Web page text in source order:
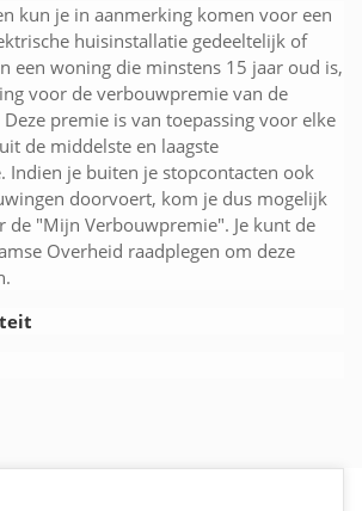
kun je in aanmerking komen voor een
huisinstallatie gedeeltelijk of
een woning die minstens 15 jaar oud is,
voor de verbouwpremie van de
premie is van toepassing voor elke
de middelste en laagste
Indien je buiten je stopcontacten ook
doorvoert, kom je dus mogelijk
de "Mijn Verbouwpremie". Je kunt de
Overheid raadplegen om deze